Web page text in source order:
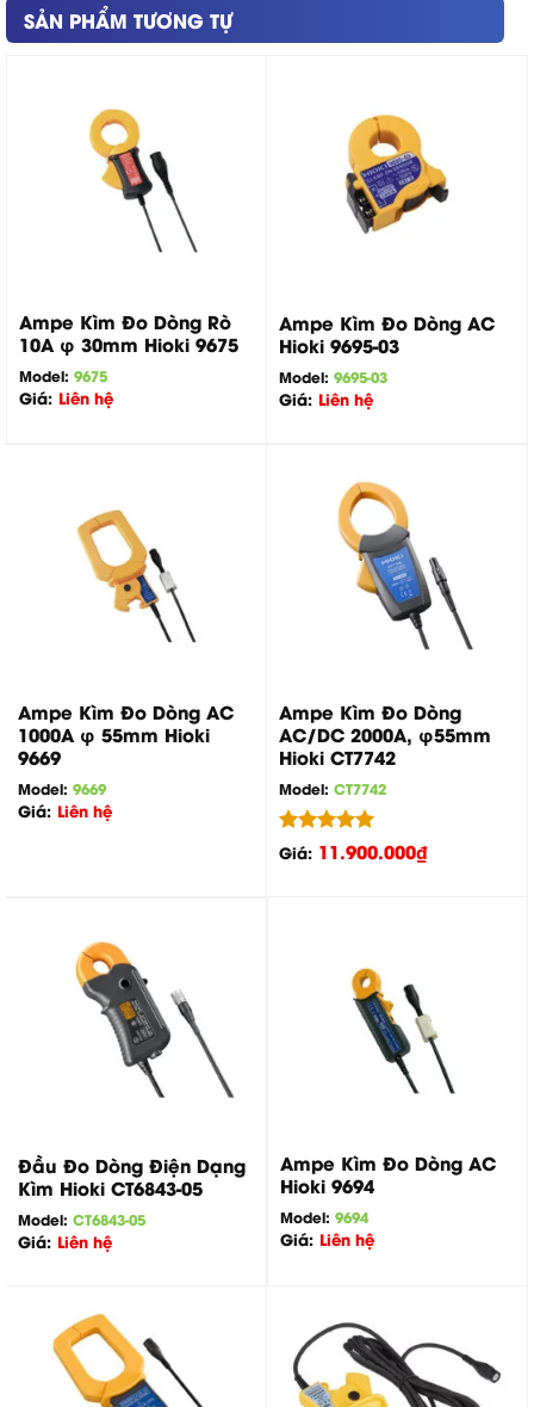
SẢN PHẨM TƯƠNG TỰ
Ampe Kìm Đo Dòng Rò
10A φ 30mm Hioki 9675
Model: 9675
Giá: Liên hệ
Ampe Kìm Đo Dòng AC
Hioki 9695-03
Model: 9695-03
Giá: Liên hệ
Ampe Kìm Đo Dòng AC
1000A φ 55mm Hioki
9669
Model: 9669
Giá: Liên hệ
Ampe Kìm Đo Dòng
AC/DC 2000A, φ55mm
Hioki CT7742
Model: CT7742
Được xếp
hạng
Giá: 11.900.000₫
Đầu Đo Dòng Điện Dạng
Kìm Hioki CT6843-05
Model: CT6843-05
Giá: Liên hệ
Ampe Kìm Đo Dòng AC
Hioki 9694
Model: 9694
Giá: Liên hệ